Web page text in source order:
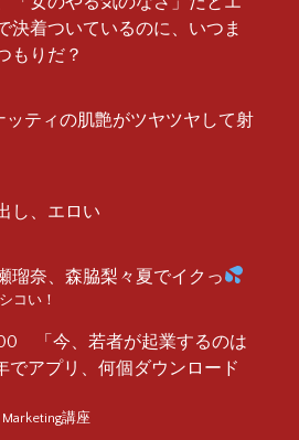
決着ついているのに、いつま
もりだ？
ッティの肌艶がツヤツヤして射
し、エロい
瑠奈、森脇梨々夏でイクっ
シコい！
「今、若者が起業するのは
でアプリ、何個ダウンロード
Marketing講座